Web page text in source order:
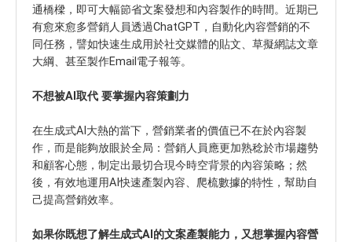
通橋樑，即可大幅節省文案發想和內容製作的時間。近期已
有愈來愈多營銷人員透過ChatGPT，自動化內容營銷的不
同任務，譬如快速生成用於社交媒體的貼文、草擬網誌文章
大綱、甚至製作Email電子報等。
不想被AI取代 要掌握內容策劃力
在生成式AI大熱的當下，營銷業者的價值已不在於內容製
作，而是能夠放眼於全局：營銷人員應更加熟稔於市場趨勢
和顧客心態，制定出最切合現今時空背景的內容策略；然
後，有效地運用AI快速產製內容、爬梳數據的特性，幫助自
己提高營銷效率。
如果你既想了解生成式AI的文案產製能力，又想掌握內容營